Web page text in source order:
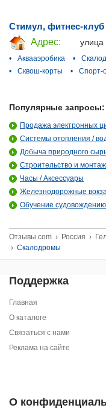
Стимул, фитнес-клуб
Адрес:
улица
•
Аквааэробика •
•
Сквош-корты • Спорт-
Популярные запросы:
Продажа электронных
Системы отопления /
Добыча природного
Строительство и
Часы / Аксессуары
Железнодорожные
Обучение судовождению
Отзывы.com › Россия ›
› Скалодромы
Поддержка
Главная
О каталоге
Связаться с нами
Реклама на сайте
О